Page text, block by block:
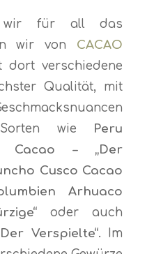
wir für all das
wir von CACAO
dort verschiedene
Qualität, mit
wie Peru
Cacao – „Der
Cusco Cacao
Arhuaco
oder auch
Verspielte“.
Im